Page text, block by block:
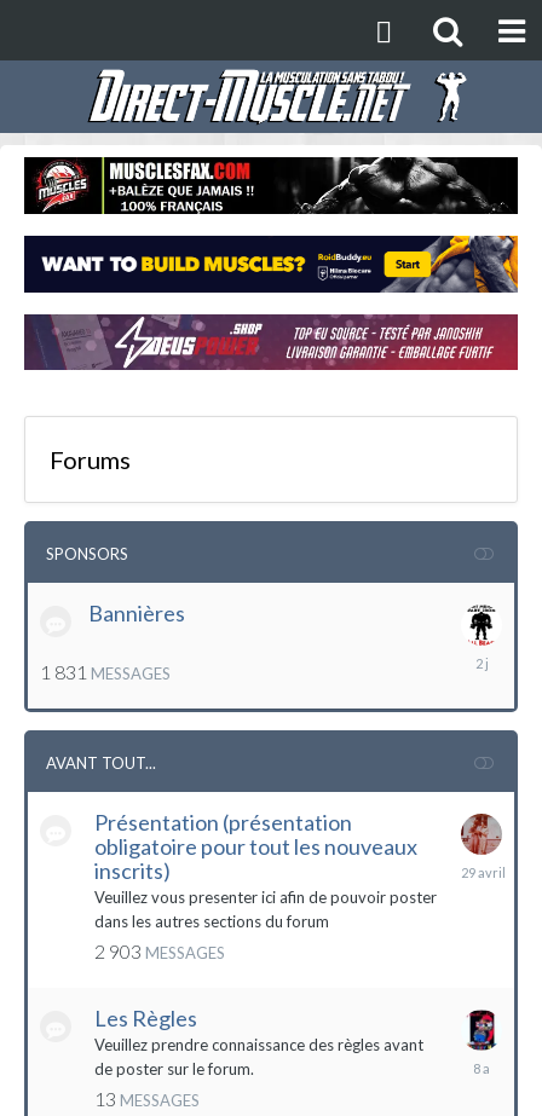
Forums
SPONSORS
Bannières
1 831 MESSAGES
lundi
AVANT TOUT...
Présentation (présentation
obligatoire pour tout les nouveaux
inscrits)
Veuillez vous presenter ici afin de pouvoir poster
dans les autres sections du forum
2 903 MESSAGES
29
Les Règles
Veuillez prendre connaissance des règles avant
de poster sur le forum.
13 MESSAGES